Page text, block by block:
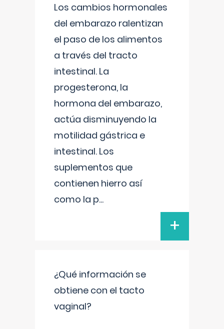
Los cambios hormonales
del embarazo ralentizan
el paso de los alimentos
a través del tracto
intestinal. La
progesterona, la
hormona del embarazo,
actúa disminuyendo la
motilidad gástrica e
intestinal. Los
suplementos que
contienen hierro así
como la p...
+
¿Qué información se
obtiene con el tacto
vaginal?